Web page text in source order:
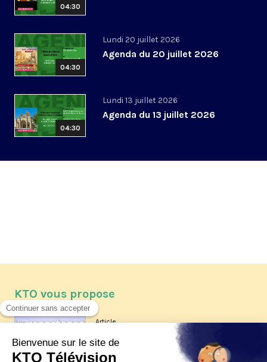
04:30
04:30
Lundi 20 juillet 2026
Agenda du 20 juillet 2026
04:30
Lundi 13 juillet 2026
Agenda du 13 juillet 2026
KTO vous propose
Article
Les reportages d'été 2026 de KTO